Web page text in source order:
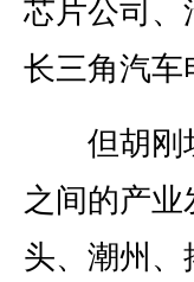
芯片公司、
长三角汽车
但胡刚坦
之间的产
头、潮州